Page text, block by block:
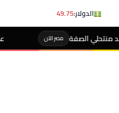
الدولار:49.75
عاجل- جماعة الحوثي تعلن